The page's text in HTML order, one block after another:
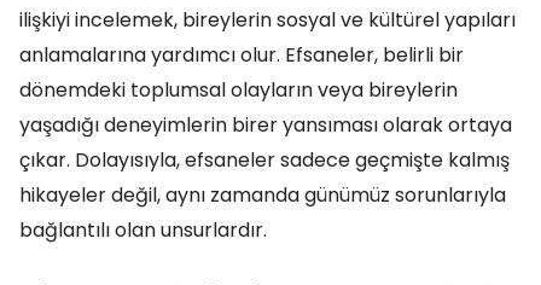
ilişkiyi incelemek, bireylerin sosyal ve kültürel yapıları
anlamalarına yardımcı olur. Efsaneler, belirli bir
dönemdeki toplumsal olayların veya bireylerin
yaşadığı deneyimlerin birer yansıması olarak ortaya
çıkar. Dolayısıyla, efsaneler sadece geçmişte kalmış
hikayeler değil, aynı zamanda günümüz sorunlarıyla
bağlantılı olan unsurlardır.